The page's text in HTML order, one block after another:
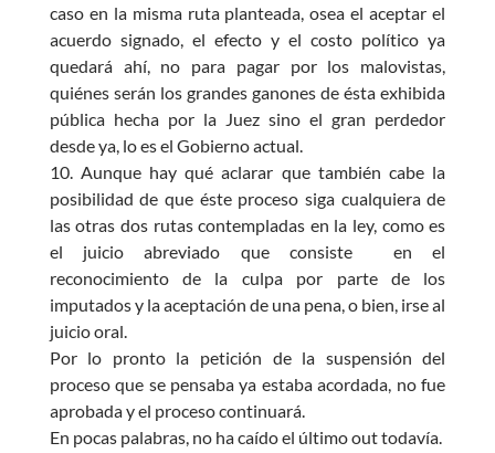
caso en la misma ruta planteada, osea el aceptar el
acuerdo signado, el efecto y el costo político ya
quedará ahí, no para pagar por los malovistas,
quiénes serán los grandes ganones de ésta exhibida
pública hecha por la Juez sino el gran perdedor
desde ya, lo es el Gobierno actual.
10. Aunque hay qué aclarar que también cabe la
posibilidad de que éste proceso siga cualquiera de
las otras dos rutas contempladas en la ley, como es
el juicio abreviado que consiste en el
reconocimiento de la culpa por parte de los
imputados y la aceptación de una pena, o bien, irse al
juicio oral.
Por lo pronto la petición de la suspensión del
proceso que se pensaba ya estaba acordada, no fue
aprobada y el proceso continuará.
En pocas palabras, no ha caído el último out todavía.